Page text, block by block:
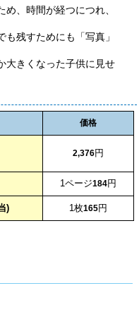
、時間が経つにつれ、
残すためにも「写真」
大きくなった子供に見せ
価格
2,376円
1ページ184円
) 1枚165円